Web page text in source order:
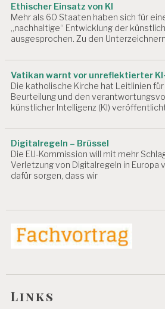
EI
T
S
B
I
N
G
U
E
N
A
EI
S
K
Ethischer Einsatz von KI
Mehr als 60 Staaten haben sich für
„nachhaltige“ Entwicklung der
ausgesprochen. Zu den Unterzeichnern
Vatikan warnt vor unreflektierter
Die katholische Kirche hat Leitlinien
Beurteilung und den
künstlicher Intelligenz (KI)
Digitalregeln – Brüssel
Die EU-Kommission will mit mehr
Verletzung von Digitalregeln in Europa
dafür sorgen, dass wir
Links